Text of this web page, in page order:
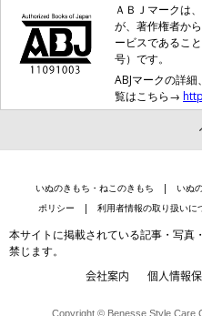
ＡＢＪマークは
が、著作権者か
ービスであるこ
号）です。
ABJマークの詳
覧はこちら→
いぬのきもち・ねこのきもち いぬ
ポリシー
利用者情報の取り扱いに
本サイトに掲載されている記事・写真
禁じます。
会社案内 個人情報
Copyright © Benesse Style Care